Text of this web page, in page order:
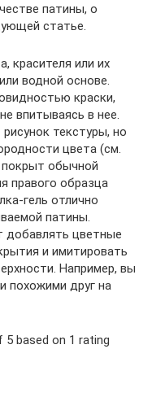
патины, о
статье.
красителя или их
водной основе.
краски,
впитываясь в нее.
текстуры, но
цвета (см.
обычной
правого образца
гель отлично
патины.
добавлять цветные
и имитировать
Например, вы
похожими друг на
based on 1 rating